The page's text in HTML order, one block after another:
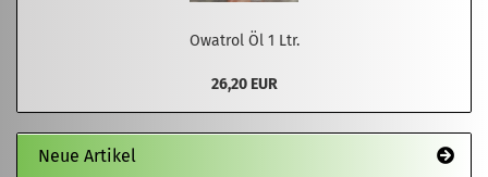
Owatrol Öl 1 Ltr.
26,20 EUR
Neue Artikel